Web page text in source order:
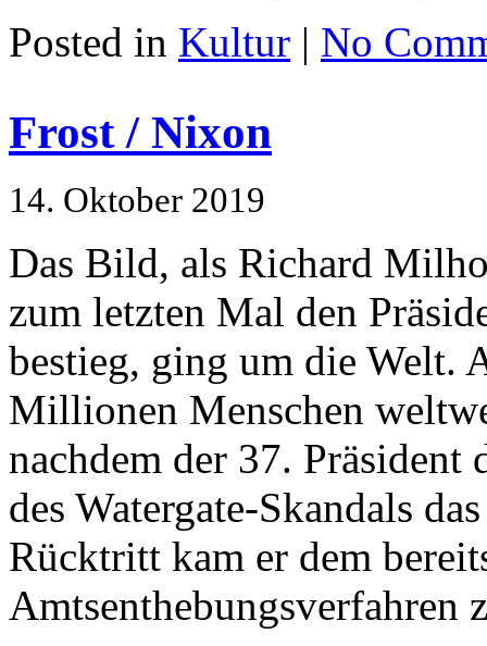
Posted in Kultur | No
Frost / Nixon
14. Oktober 2019
Das Bild, als Richard
zum letzten Mal den
bestieg, ging um die Welt.
Millionen Menschen
nachdem der 37. Präsident
des Watergate-Skandals
Rücktritt kam er dem
Amtsenthebungsverfahren